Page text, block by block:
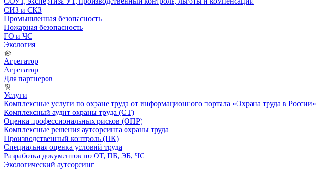
СИЗ и СКЗ
Промышленная безопасность
Пожарная безопасность
ГО и ЧС
Экология
Агрегатор
Агрегатор
Для партнеров
Услуги
Комплексные услуги по охране труда от информационного портала «Охрана труда в России»
Комплексный аудит охраны труда (ОТ)
Оценка профессиональных рисков (ОПР)
Комплексные решения аутсорсинга охраны труда
Производственный контроль (ПК)
Специальная оценка условий труда
Разработка документов по ОТ, ПБ, ЭБ, ЧС
Экологический аутсорсинг